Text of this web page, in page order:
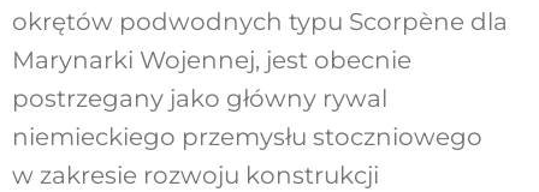
okrętów podwodnych typu Scorpène dla
Marynarki Wojennej, jest obecnie
postrzegany jako główny rywal
niemieckiego przemysłu stoczniowego
w zakresie rozwoju konstrukcji